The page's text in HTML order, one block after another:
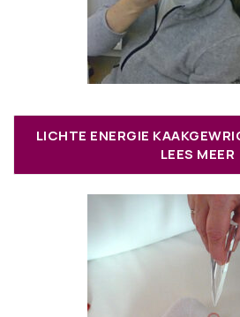
LICHTE ENERGIE
LEES MEER